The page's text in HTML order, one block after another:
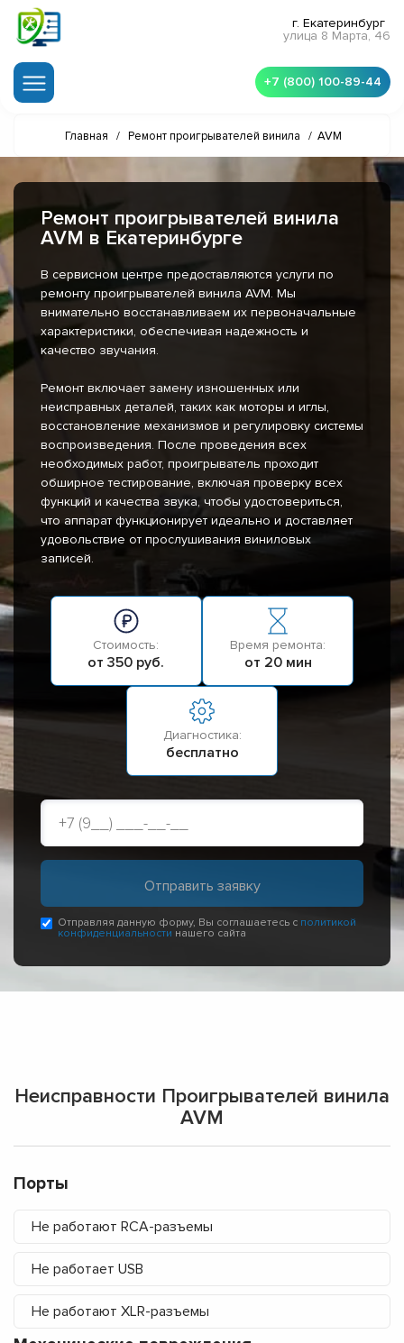
г. Екатеринбург
улица 8 Марта, 46
+7 (800) 100-89-44
Главная / Ремонт проигрывателей винила / AVM
Ремонт проигрывателей винила
AVM в Екатеринбурге
В сервисном центре предоставляются услуги по
ремонту проигрывателей винила AVM. Мы
внимательно восстанавливаем их первоначальные
характеристики, обеспечивая надежность и
качество звучания.
Ремонт включает замену изношенных или
неисправных деталей, таких как моторы и иглы,
восстановление механизмов и регулировку системы
воспроизведения. После проведения всех
необходимых работ, проигрыватель проходит
обширное тестирование, включая проверку всех
функций и качества звука, чтобы удостовериться,
что аппарат функционирует идеально и доставляет
удовольствие от прослушивания виниловых
записей.
Стоимость:
от 350 руб.
Время ремонта:
от 20 мин
Диагностика:
бесплатно
Отправляя данную форму, Вы соглашаетесь с политикой
конфиденциальности нашего сайта
Неисправности Проигрывателей винила
AVM
Порты
Не работают RCA-разъемы
Не работает USB
Не работают XLR-разъемы